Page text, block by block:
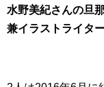
水野美紀さんの旦
兼イラストライタ